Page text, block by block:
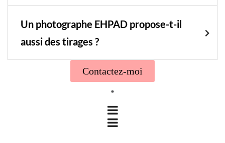
Un photographe EHPAD propose-t-il
aussi des tirages ?
Contactez-moi
*